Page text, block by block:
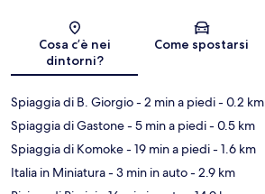
Mappa
Cosa c’è nei
dintorni?
Come spostarsi
Spiaggia di B. Giorgio- 2 min a piedi- 0.2 km
Spiaggia di Gastone- 5 min a piedi- 0.5 km
Spiaggia di Komoke- 19 min a piedi- 1.6 km
Italia in Miniatura- 3 min in auto- 2.9 km